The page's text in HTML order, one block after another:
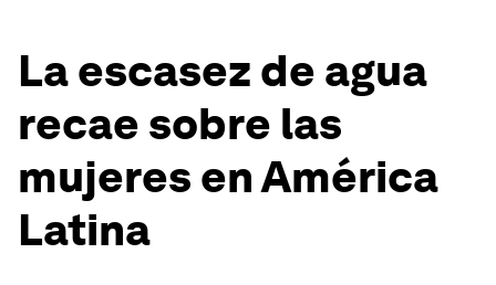
La escasez de agua
recae sobre las
mujeres en América
Latina